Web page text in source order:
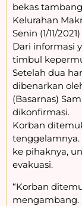
bekas
Kelurahan
Senin (1/11/
Dari informasi
timbul
Setelah dua
dibenarkan
(Basarnas)
dikonfirmasi.
Korban
tenggelamnya.
ke pihaknya,
evakuasi.
“Korban
mengambang.